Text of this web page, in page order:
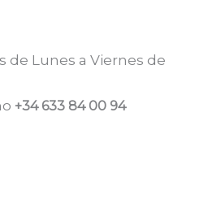
de Lunes a Viernes de
+34633 84 00 94